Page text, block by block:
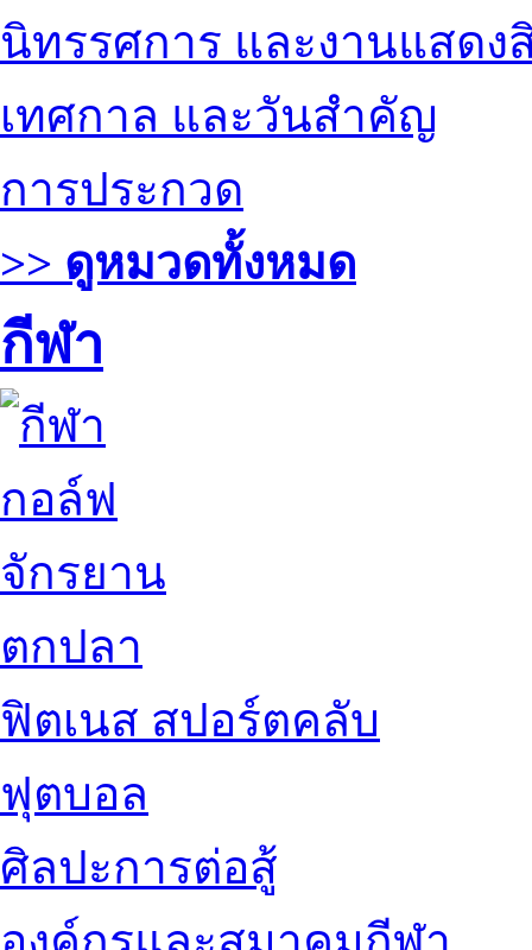
นิทรรศการ และงานแสดง
เทศกาล และวันสำคัญ
การประกวด
>> ดูหมวดทั้งหมด
กีฬา
กอล์ฟ
จักรยาน
ตกปลา
ฟิตเนส สปอร์ตคลับ
ฟุตบอล
ศิลปะการต่อสู้